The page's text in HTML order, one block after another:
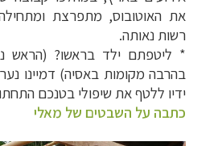
את האוטובוס, מתפרצת
רשות נאותה.
* ליטפתם ילד בראשו? (הראש
בהרבה מקומות באסיה) דמיינו
ידיו ללטף את שיפולי בטנכם
כתבה על השבטים של מאלי